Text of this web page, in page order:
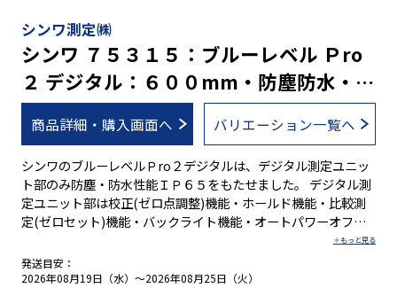
●必要に応じて水平の調整が可能 ●全気泡管±１.０mm/mと
高精度を実現 ●視認性の高い気泡管を採用 ●ボックス型でケガ
キやすい形状です。 ●測定面はV字型溝付でパイプ測定も可能
※ご自身で精度調整を行なった場合は、保証の対象外となりま
す。なお、垂直気泡管と４５°気泡管は、調整できません。
シンワ測定㈱
シンワ ７５３１５：ブルーレベル Ｐro
２ デジタル：６００mm・防塵防水・蛍
光シート付気泡管
商品詳細・購入画面へ バリエーション一覧へ
シンワのブルーレベルＰro２デジタルは、デジタル測定ユニッ
ト部のみ防塵・防水性能ＩＰ６５をもたせました。 デジタル測
定ユニット部は校正(ゼロ点調整)機能・ホールド機能・比較測
定(ゼロセット)機能・バックライト機能・オートパワーオフ機
能・電池消耗警告機能付です。オートパワーオフ機能は、オン
とオフの切り替えが可能です。 水平気泡管の傷や汚れを防ぐ取
り外し可能な気泡管カバー付で、万が一汚れたときは、カバー
発送目安：
2026年08月19日（水）～2026年08月25日（火）